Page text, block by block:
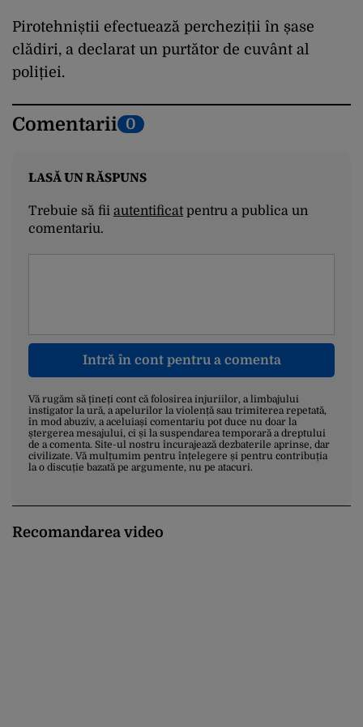
Pirotehniștii efectuează percheziții în șase
clădiri, a declarat un purtător de cuvânt al
poliției.
Comentarii 0
LASĂ UN RĂSPUNS
Trebuie să fii autentificatpentru a publica un
comentariu.
Intră în cont pentru a comenta
Vă rugăm să țineți cont că folosirea injuriilor, a limbajului
instigator la ură, a apelurilor la violență sau trimiterea repetată,
în mod abuziv, a aceluiași comentariu pot duce nu doar la
ștergerea mesajului, ci și la suspendarea temporară a dreptului
de a comenta. Site-ul nostru încurajează dezbaterile aprinse, dar
civilizate. Vă mulțumim pentru înțelegere și pentru contribuția
la o discuție bazată pe argumente, nu pe atacuri.
Recomandarea video